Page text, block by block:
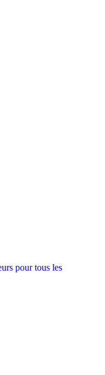
pour tous les